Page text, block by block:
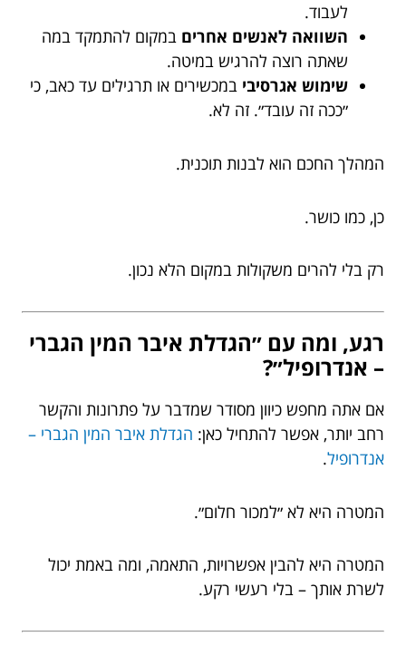
לעבוד.
השוואה לאנשים אחרים במקום להתמקד במה
שאתה רוצה להרגיש במיטה.
שימוש אגרסיבי במכשירים או תרגילים עד כאב, כי
״ככה זה עובד״. זה לא.
המהלך החכם הוא לבנות תוכנית.
כן, כמו כושר.
רק בלי להרים משקולות במקום הלא נכון.
רגע, ומה עם ״הגדלת איבר המין הגברי
– אנדרופיל״?
אם אתה מחפש כיוון מסודר שמדבר על פתרונות והקשר
רחב יותר, אפשר להתחיל כאן: הגדלת איבר המין הגברי –
אנדרופיל.
המטרה היא לא ״למכור חלום״.
המטרה היא להבין אפשרויות, התאמה, ומה באמת יכול
לשרת אותך – בלי רעשי רקע.